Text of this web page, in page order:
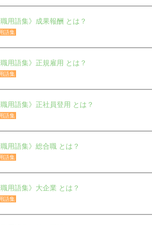
職用語集》成果報酬 とは？
語集
職用語集》正規雇用 とは？
語集
職用語集》正社員登用 とは？
語集
職用語集》総合職 とは？
語集
職用語集》大企業 とは？
語集